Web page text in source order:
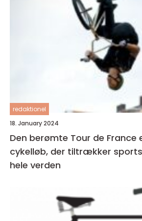
redaktionel
18. January 2024
Den berømte Tour de France
cykelløb, der tiltrækker
hele verden